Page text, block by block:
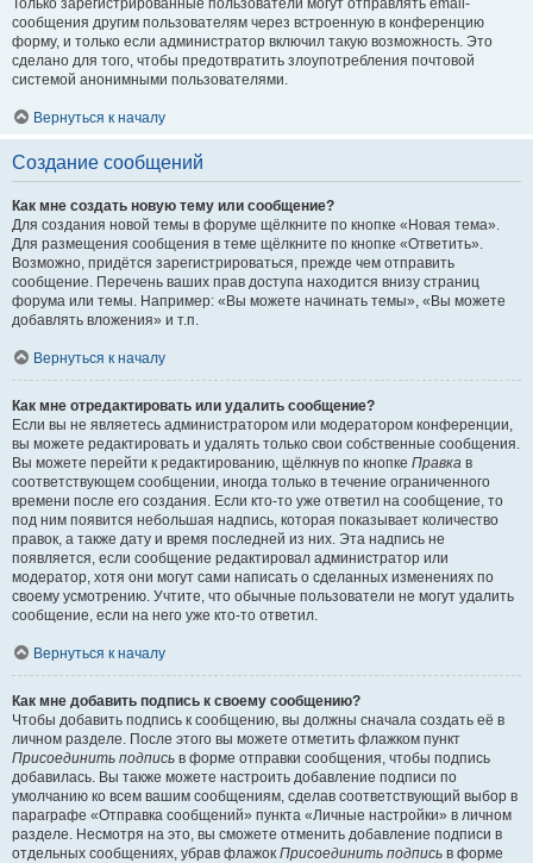
Только зарегистрированные пользователи могут отправлять email-
сообщения другим пользователям через встроенную в конференцию
форму, и только если администратор включил такую возможность. Это
сделано для того, чтобы предотвратить злоупотребления почтовой
системой анонимными пользователями.
Вернуться к началу
Создание сообщений
Как мне создать новую тему или сообщение?
Для создания новой темы в форуме щёлкните по кнопке «Новая тема».
Для размещения сообщения в теме щёлкните по кнопке «Ответить».
Возможно, придётся зарегистрироваться, прежде чем отправить
сообщение. Перечень ваших прав доступа находится внизу страниц
форума или темы. Например: «Вы можете начинать темы», «Вы можете
добавлять вложения» и т.п.
Вернуться к началу
Как мне отредактировать или удалить сообщение?
Если вы не являетесь администратором или модератором конференции,
вы можете редактировать и удалять только свои собственные сообщения.
Вы можете перейти к редактированию, щёлкнув по кнопке Правка в
соответствующем сообщении, иногда только в течение ограниченного
времени после его создания. Если кто-то уже ответил на сообщение, то
под ним появится небольшая надпись, которая показывает количество
правок, а также дату и время последней из них. Эта надпись не
появляется, если сообщение редактировал администратор или
модератор, хотя они могут сами написать о сделанных изменениях по
своему усмотрению. Учтите, что обычные пользователи не могут удалить
сообщение, если на него уже кто-то ответил.
Вернуться к началу
Как мне добавить подпись к своему сообщению?
Чтобы добавить подпись к сообщению, вы должны сначала создать её в
личном разделе. После этого вы можете отметить флажком пункт
Присоединить подпись в форме отправки сообщения, чтобы подпись
добавилась. Вы также можете настроить добавление подписи по
умолчанию ко всем вашим сообщениям, сделав соответствующий выбор в
параграфе «Отправка сообщений» пункта «Личные настройки» в личном
разделе. Несмотря на это, вы сможете отменить добавление подписи в
отдельных сообщениях, убрав флажок Присоединить подпись в форме